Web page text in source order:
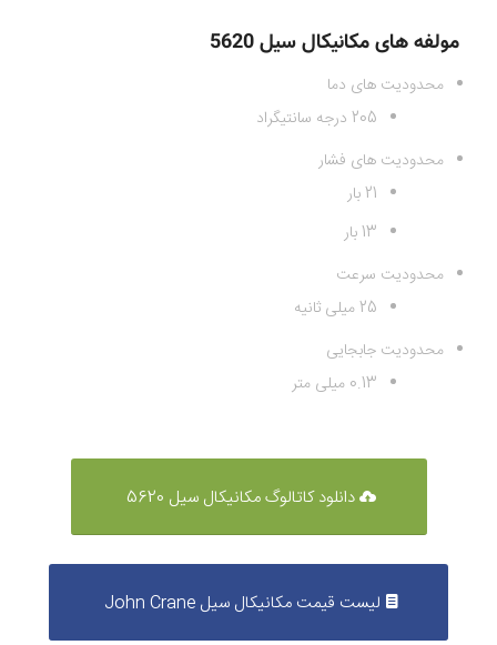
مولفه های مکانیکال سیل 5620
محدودیت های دما
205 درجه سانتیگراد
محدودیت های فشار
21 بار
13 بار
محدودیت سرعت
25 میلی ثانیه
محدودیت جابجایی
0.13 میلی متر
دانلود کاتالوگ مکانیکال سیل 5620
لیست قیمت مکانیکال سیل John Crane